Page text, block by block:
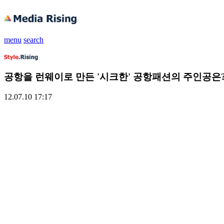
menu search
공항을 런웨이로 만든 '시크한' 공항패션의 주인공은
12.07.10 17:17